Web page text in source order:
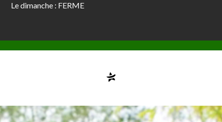
Le dimanche : FERME